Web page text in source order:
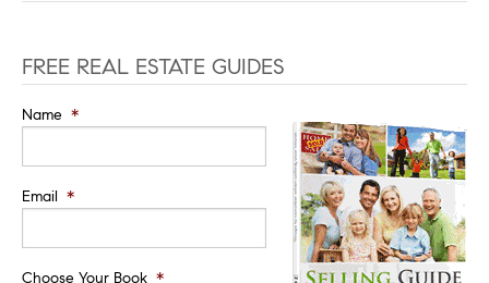
FREE REAL ESTATE GUIDES
Name *
Email *
Choose Your Book *